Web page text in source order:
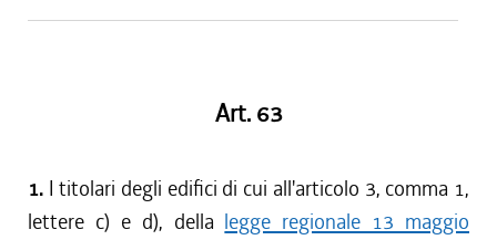
Art. 63
1. I titolari degli edifici di cui all'articolo 3, comma 1,
lettere c) e d), della legge regionale 13 maggio